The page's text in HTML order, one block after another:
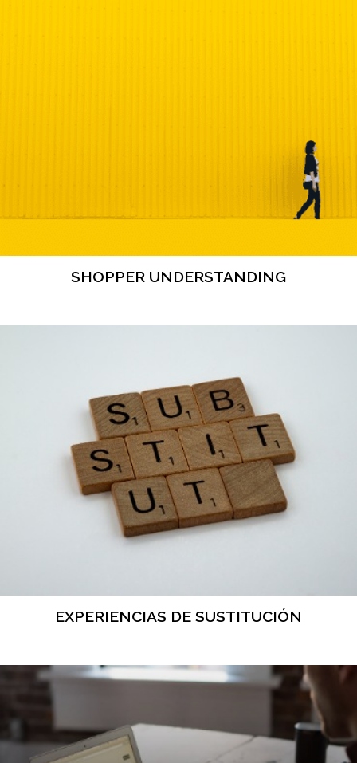
SHOPPER UNDERSTANDING
EXPERIENCIAS DE SUSTITUCIÓN